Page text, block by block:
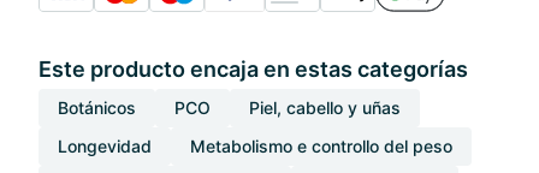
Este producto encaja en estas categorías
Botánicos PCO
Piel, cabello y uñas
Longevidad
Metabolismo e controllo del peso